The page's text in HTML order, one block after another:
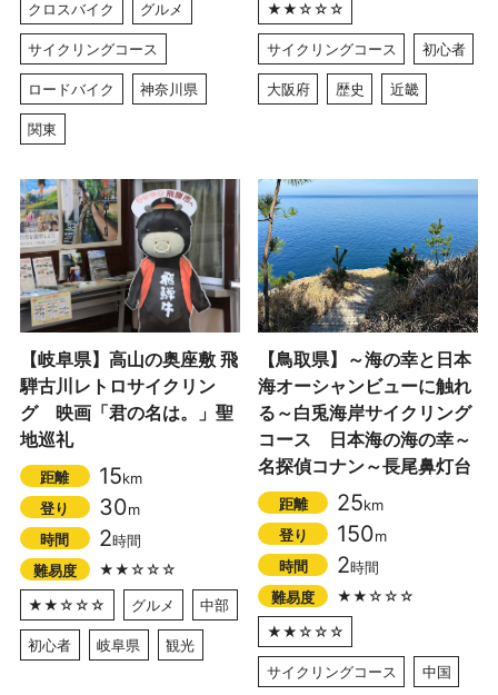
クロスバイク
グルメ
サイクリングコース
ロードバイク 神奈川県
関東
★★☆☆☆
サイクリングコース 初心者
大阪府 歴史 近畿
【岐阜県】高山の奥座敷 飛
騨古川レトロサイクリン
グ 映画「君の名は。」聖
地巡礼
距離 15km
登り
30m
時間
2時間
難易度
★★☆☆☆
★★☆☆☆
グルメ 中部
初心者 岐阜県 観光
【鳥取県】～海の幸と日本
海オーシャンビューに触れ
る～白兎海岸サイクリング
コース 日本海の海の幸～
名探偵コナン～長尾鼻灯台
距離 25km
登り
150m
時間
2時間
難易度
★★☆☆☆
★★☆☆☆
サイクリングコース 中国